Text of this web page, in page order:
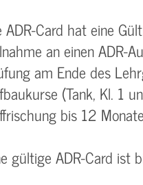
ADR-Card hat eine
an einen ADR-
am Ende des
(Tank, Kl. 1
bis 12
gültige ADR-Card ist